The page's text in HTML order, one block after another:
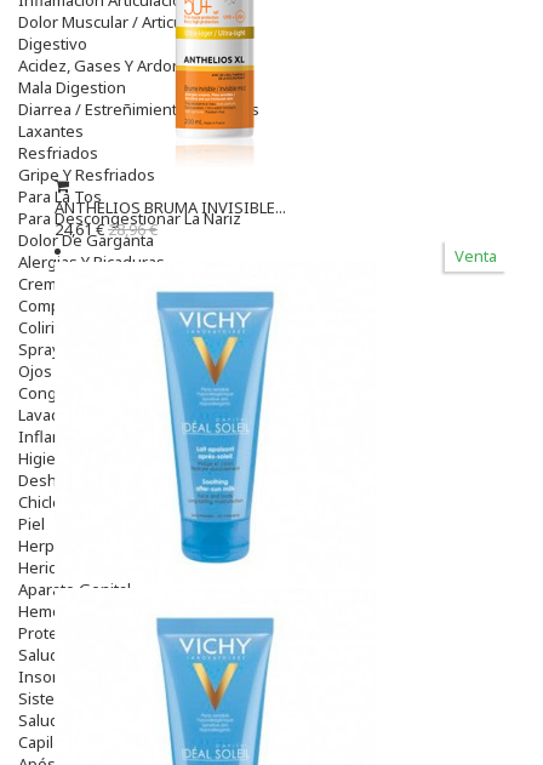
Dolor Muscular / Articular
Digestivo
Acidez, Gases Y Ardores
Mala Digestion
Diarrea / Estreñimiento / Vómitos
Laxantes
Resfriados
Gripe Y Resfriados
Para La Tos
Para Descongestionar La Nariz
Dolor De Garganta
Alergias Y Picaduras
Cremas
Comprimidos
Colirios
Sprays
Ojos Y Oidos
Congestión
Lavado Ojos
Inflamación Del Oido (otitis)
Higiene Oido
Deshabituación Tabaquismo
Chicles
Piel
Herpes Y Hongos
Heridas Y úlceras
Aparato Genital
Hemorroides
Protectores Y Emolientes
Salud
Insomnio
Sistema Nervioso
Salud Bucodental
Capilar
ANTHELIOS BRUMA INVISIBLE...
24,61 €28,96 €
Venta